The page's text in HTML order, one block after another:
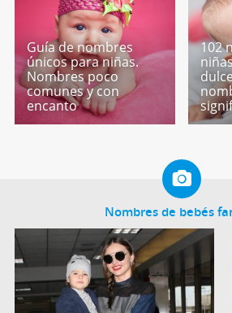
Guía de nombres
únicos para niñas.
Nombres poco
comunes y con
encanto
102
Nombres de bebés